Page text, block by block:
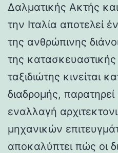
Δαλματικής Ακτής
την Ιταλία αποτελεί
της ανθρώπινης
της
ταξιδιώτης κινείται
διαδρομής,
εναλλαγή
μηχανικών
αποκαλύπτει πώς οι